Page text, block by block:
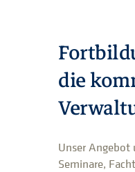
die
Unser Angebot
Seminare,